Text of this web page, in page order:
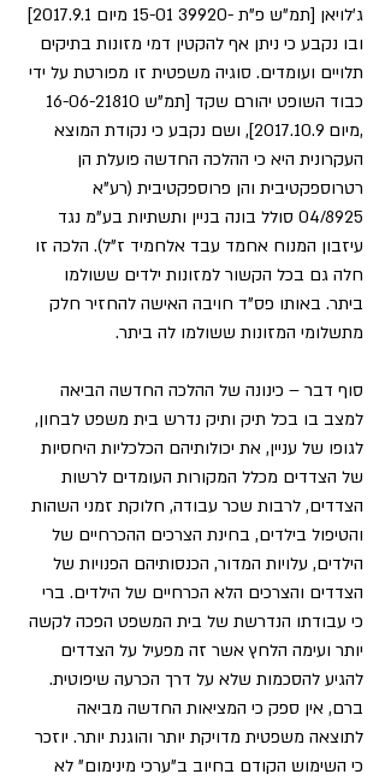
ג'לויאן [תמ"ש פ"ת -39920 15-01 מיום 2017.9.1]
ובו נקבע כי ניתן אף להקטין דמי מזונות בתיקים
תלויים ועומדים. סוגיה משפטית זו מפורטת על ידי
,מיום 2017.10.9], ושם נקבע כי נקודת המוצא
העקרונית היא כי ההלכה החדשה פועלת הן
רטרוספקטיבית והן פרוספקטיבית (רע"א
04/8925 סולל בונה בניין ותשתיות בע"מ נגד
עיזבון המנוח אחמד עבד אלחמיד ז"ל). הלכה זו
חלה גם בכל הקשור למזונות ילדים ששולמו
ביתר. באותו פס"ד חויבה האישה להחזיר חלק
מתשלומי המזונות ששולמו לה ביתר.
סוף דבר – כינונה של ההלכה החדשה הביאה
למצב בו בכל תיק ותיק נדרש בית משפט לבחון,
לגופו של עניין, את יכולותיהם הכלכליות היחסיות
של הצדדים מכלל המקורות העומדים לרשות
הצדדים, לרבות שכר עבודה, חלוקת זמני השהות
והטיפול בילדים, בחינת הצרכים ההכרחיים של
הילדים, עלויות המדור, הכנסותיהם הפנויות של
הצדדים והצרכים הלא הכרחיים של הילדים. ברי
כי עבודתו הנדרשת של בית המשפט הפכה לקשה
יותר ועימה הלחץ אשר זה מפעיל על הצדדים
להגיע להסכמות שלא על דרך הכרעה שיפוטית.
ברם, אין ספק כי המציאות החדשה מביאה
לתוצאה משפטית מדויקת יותר והוגנת יותר. יוזכר
כי השימוש הקודם בחיוב ב"ערכי מינימום" לא